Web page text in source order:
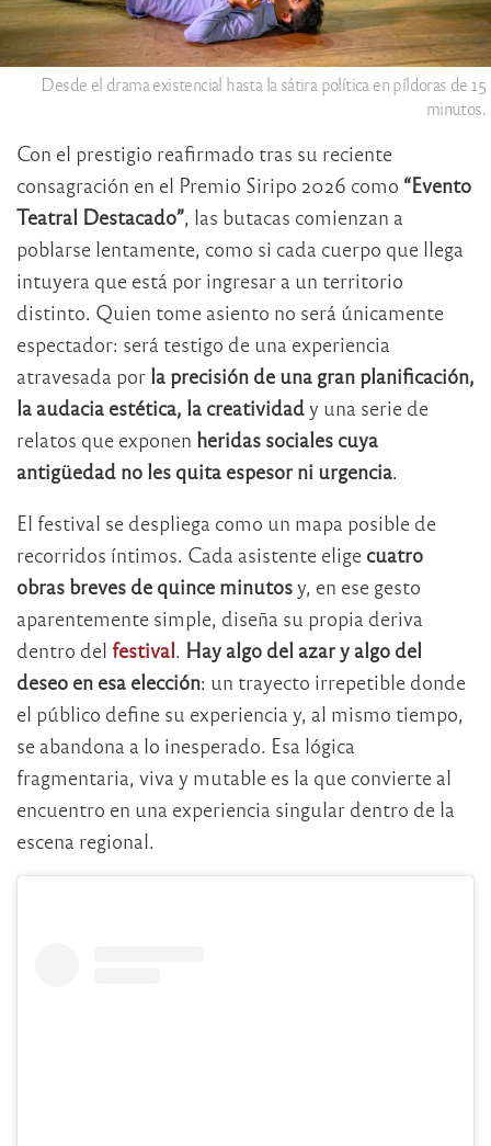
Desde el drama existencial hasta la sátira política en píldoras de 15
minutos.
Con el prestigio reafirmado tras su reciente
consagración en el Premio Siripo 2026 como “Evento
Teatral Destacado”, las butacas comienzan a
poblarse lentamente, como si cada cuerpo que llega
intuyera que está por ingresar a un territorio
distinto. Quien tome asiento no será únicamente
espectador: será testigo de una experiencia
atravesada por la precisión de una gran planificación,
la audacia estética, la creatividady una serie de
relatos que exponen heridas sociales cuya
antigüedad no les quita espesor ni urgencia.
El festival se despliega como un mapa posible de
recorridos íntimos. Cada asistente elige cuatro
obras breves de quince minutosy, en ese gesto
aparentemente simple, diseña su propia deriva
dentro del festival. Hay algo del azar y algo del
deseo en esa elección: un trayecto irrepetible donde
el público define su experiencia y, al mismo tiempo,
se abandona a lo inesperado. Esa lógica
fragmentaria, viva y mutable es la que convierte al
encuentro en una experiencia singular dentro de la
escena regional.